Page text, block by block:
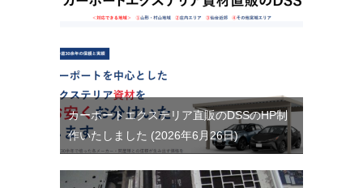
カーポートエクステリア直販のDSSのHP制
作いたしました
2026年6月26日